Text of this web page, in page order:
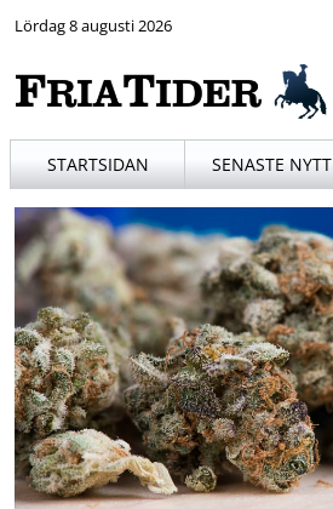
Lördag 8 augusti 2026
STARTSIDAN SENASTE NYTT